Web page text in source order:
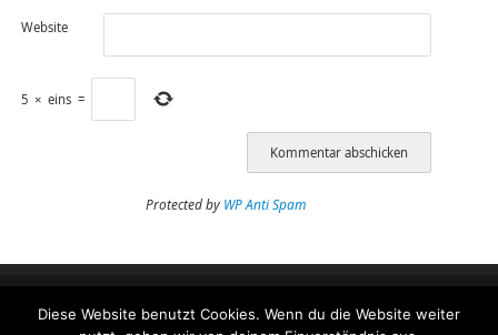
Website
5 × eins =
Protected by WP Anti Spam
Impressum Datenschutzeinstellungen Benutzer Datenschutzerklärung
Diese Website benutzt Cookies. Wenn du die Website weiter